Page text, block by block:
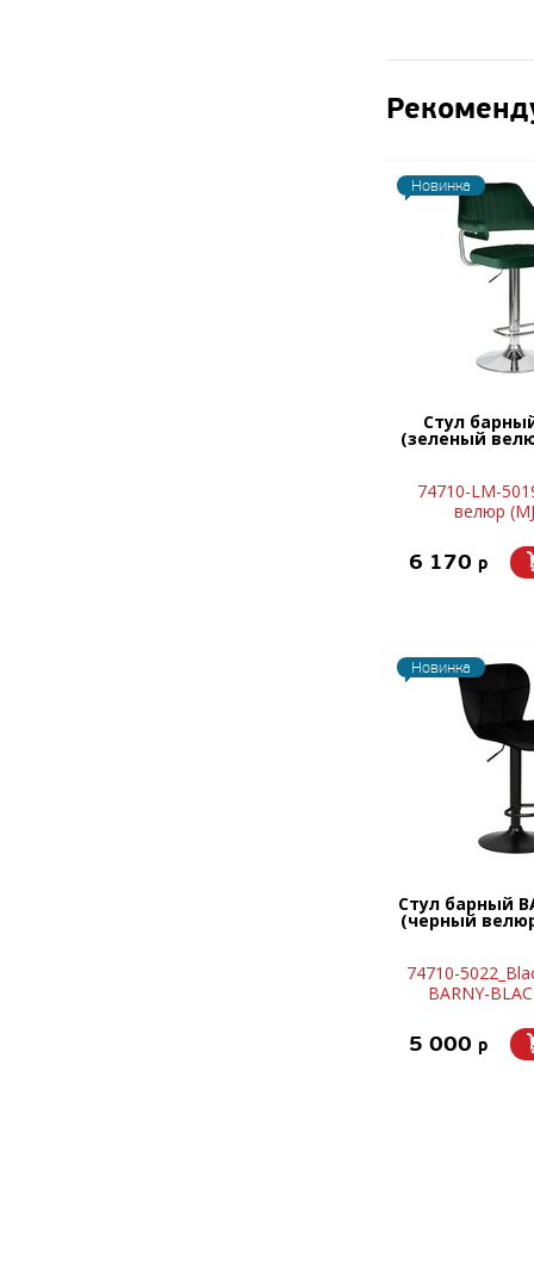
Новинка
Стул
(зеленый
74710-LM-
велюр
6 170 p
Новинка
Стул барный
(черный
74710-
BARNY-
5 000 p